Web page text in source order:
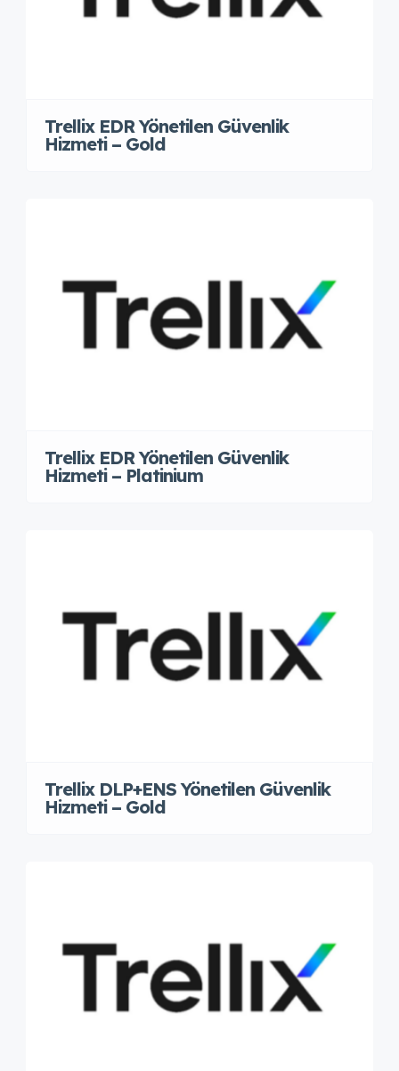
Trellix EDR Yönetilen Güvenlik
Hizmeti – Gold
Trellix EDR Yönetilen Güvenlik
Hizmeti – Platinium
Trellix DLP+ENS Yönetilen Güvenlik
Hizmeti – Gold